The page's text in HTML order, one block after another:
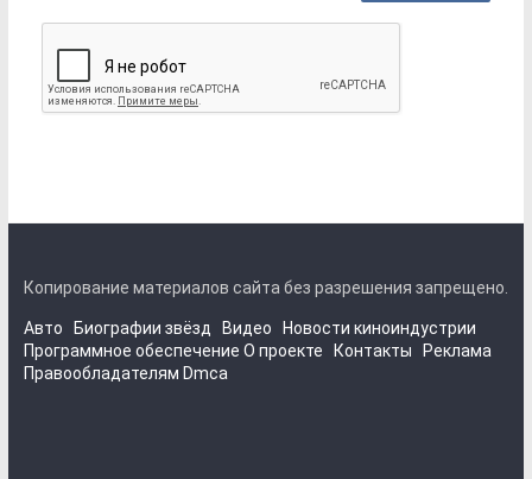
Копирование материалов сайта без разрешения запрещено.
Авто Биографии звёзд Видео
Новости киноиндустрии
Программное обеспечение О проекте Контакты
Реклама
Правообладателям Dmca